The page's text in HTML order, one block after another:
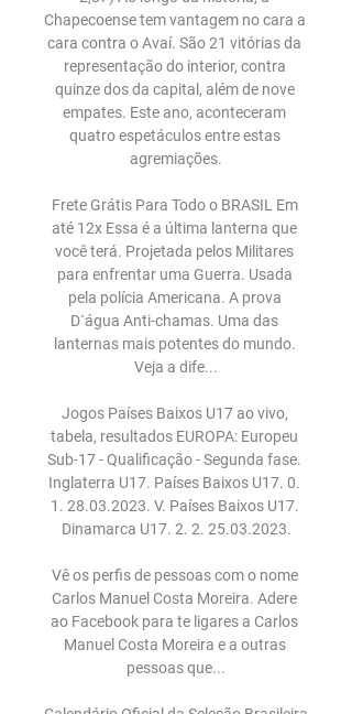
Chapecoense tem vantagem no cara a
cara contra o Avaí. São 21 vitórias da
representação do interior, contra
quinze dos da capital, além de nove
empates. Este ano, aconteceram
quatro espetáculos entre estas
agremiações.
Frete Grátis Para Todo o BRASIL Em
até 12x Essa é a última lanterna que
você terá. Projetada pelos Militares
para enfrentar uma Guerra. Usada
pela polícia Americana. A prova
D`água Anti-chamas. Uma das
lanternas mais potentes do mundo.
Veja a dife...
Jogos Países Baixos U17 ao vivo,
tabela, resultados EUROPA: Europeu
Sub-17 - Qualificação - Segunda fase.
Inglaterra U17. Países Baixos U17. 0.
1. 28.03.2023. V. Países Baixos U17.
Dinamarca U17. 2. 2. 25.03.2023.
Vê os perfis de pessoas com o nome
Carlos Manuel Costa Moreira. Adere
ao Facebook para te ligares a Carlos
Manuel Costa Moreira e a outras
pessoas que...